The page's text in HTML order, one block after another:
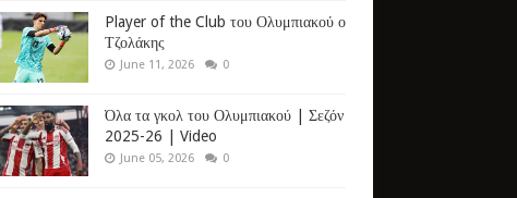
Player of the Club του Ολυμπιακού ο
Τζολάκης
June 11, 2026 0
Όλα τα γκολ του Ολυμπιακού | Σεζόν
2025-26 | Video
June 05, 2026 0